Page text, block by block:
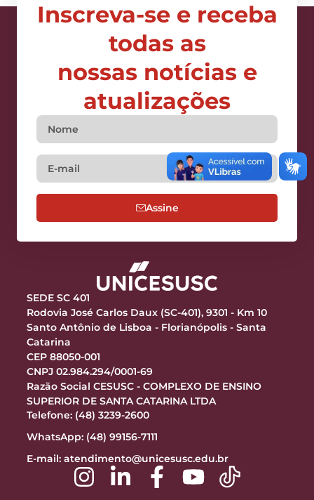
Inscreva-se e receba
todas as
nossas notícias e
atualizações
Assine
SEDE SC 401
Rodovia José Carlos Daux (SC-401), 9301 - Km 10
Santo Antônio de Lisboa - Florianópolis - Santa
Catarina
CEP 88050-001
CNPJ 02.984.294/0001-69
Razão Social CESUSC - COMPLEXO DE ENSINO
SUPERIOR DE SANTA CATARINA LTDA
Telefone: (48) 3239-2600
WhatsApp: (48) 99156-7111
E-mail: atendimento@unicesusc.edu.br